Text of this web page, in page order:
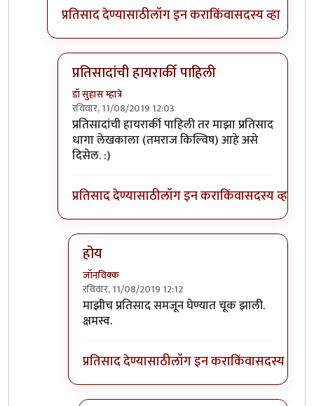
प्रतिसाद देण्यासाठीलॉग इन कराकिंवासदस्य व्हा
प्रतिसादांची हायरार्की पाहिली
डॉ सुहास म्हात्रे
रविवार, 11/08/2019 12:03
In reply toगीता मला फार आवडायची. खूपby
प्रतिसादांची हायरार्की पाहिली तर माझा प्रतिसाद
धागा लेखकाला (तमराज किल्विष) आहे असे
दिसेल. :)
प्रतिसाद देण्यासाठीलॉग इन कराकिंवासदस्य व्हा
होय
जॉनविक्क
रविवार, 11/08/2019 12:12
In reply toप्रतिसादांची हायरार्की पाहिलीby
माझीच प्रतिसाद समजून घेण्यात चूक झाली.
क्षमस्व.
प्रतिसाद देण्यासाठीलॉग इन कराकिंवासदस्य व्हा